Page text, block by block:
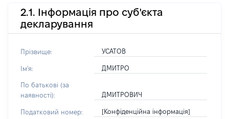
2.1. Інформація про суб'єкта
декларування
Прізвище: УСАТОВ
Ім'я: ДМИТРО
По батькові (за
наявності):
ДМИТРОВИЧ
Податковий номер: [Конфіденційна інформація]